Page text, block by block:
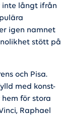
inte långt ifrån
igen namnet
stött på
och Pisa.
med konst-
för stora
Raphael